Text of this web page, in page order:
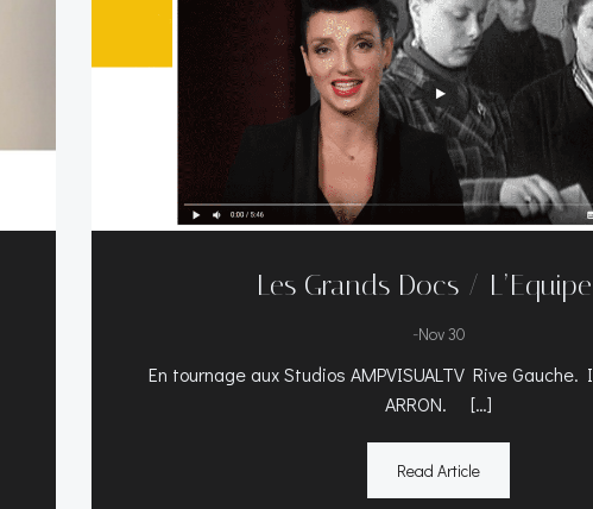
Les Grands Docs / L’Equipe
-Nov 30
En tournage aux Studios AMPVISUALTV Rive
ARRON. […]
Read Article